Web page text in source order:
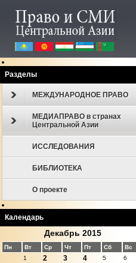
Разделы
МЕЖДУНАРОДНОЕ ПРАВО
МЕДИАПРАВО в странах
Центральной Азии
ИССЛЕДОВАНИЯ
БИБЛИОТЕКА
О проекте
Календарь
Декабрь 2015
Пн Вт Ср Чт Пт Сб
Вс
1
2 3 4 5 6